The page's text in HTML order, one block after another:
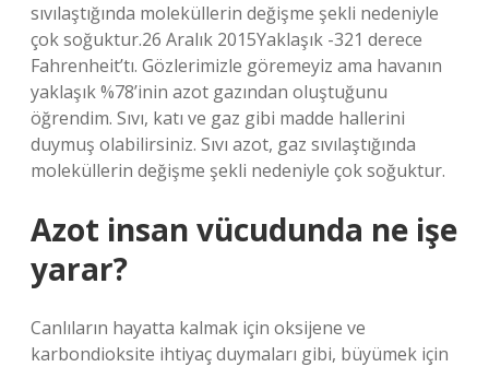
sıvılaştığında moleküllerin değişme şekli nedeniyle
çok soğuktur.26 Aralık 2015Yaklaşık -321 derece
Fahrenheit’tı. Gözlerimizle göremeyiz ama havanın
yaklaşık %78’inin azot gazından oluştuğunu
öğrendim. Sıvı, katı ve gaz gibi madde hallerini
duymuş olabilirsiniz. Sıvı azot, gaz sıvılaştığında
moleküllerin değişme şekli nedeniyle çok soğuktur.
Azot insan vücudunda ne işe
yarar?
Canlıların hayatta kalmak için oksijene ve
karbondioksite ihtiyaç duymaları gibi, büyümek için